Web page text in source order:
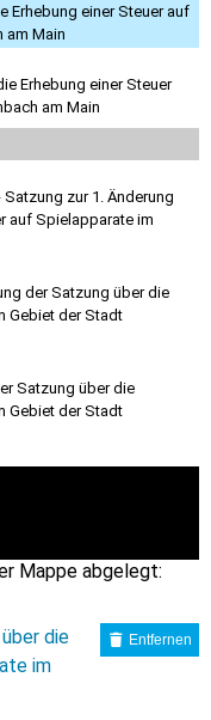
Erhebung einer Steuer auf
am Main
Erhebung einer Steuer
am Main
zur 1. Änderung
auf Spielapparate im
der Satzung über die
Gebiet der Stadt
Satzung über die
Gebiet der Stadt
Mappe abgelegt:
die
im
Entfernen